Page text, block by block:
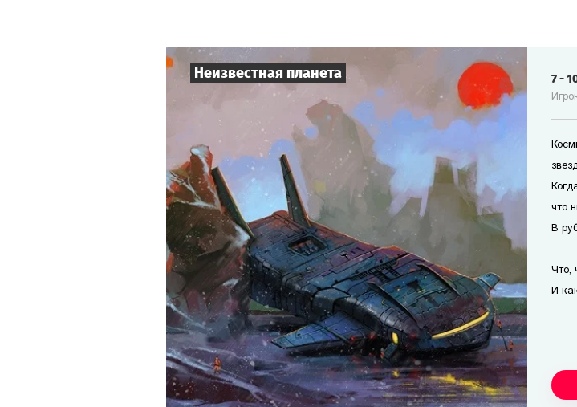
Неизвестная планета 7-
что
В
Что,
И